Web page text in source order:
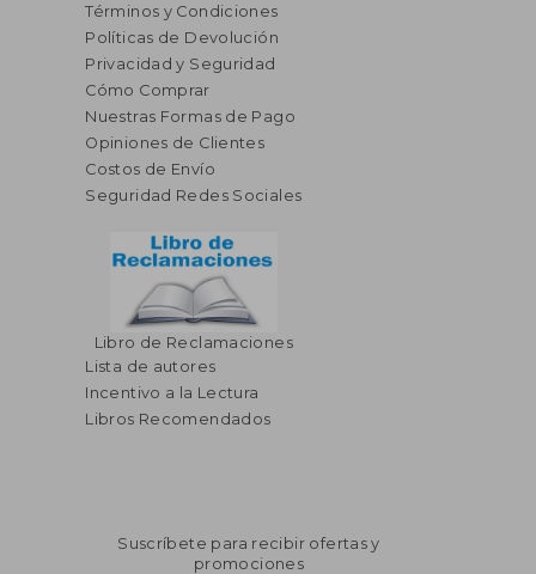
45%
dcto.
$ 163.99
$ 90.20
Términos y Condiciones
Políticas de Devolución
Privacidad y Seguridad
Cómo Comprar
Nuestras Formas de Pago
Opiniones de Clientes
Costos de Envío
Seguridad Redes Sociales
Libro de Reclamaciones
Lista de autores
Incentivo a la Lectura
Libros Recomendados
Suscríbete para recibir ofertas y
promociones